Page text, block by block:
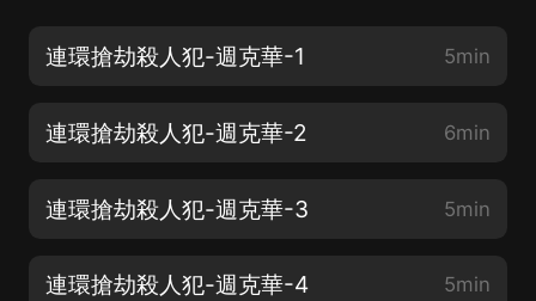
連環搶劫殺人犯-週克華-1 5min
連環搶劫殺人犯-週克華-2 6min
連環搶劫殺人犯-週克華-3 5min
連環搶劫殺人犯-週克華-4 5min